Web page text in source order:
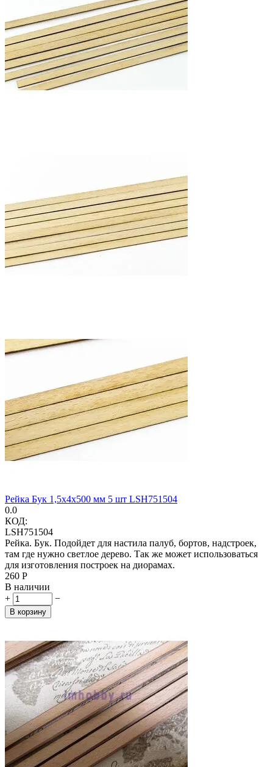
Рейка Бук 1,5х4х500 мм 5 шт LSH751504
0.0
КОД:
LSH751504
Рейка. Бук. Подойдет для настила палуб, бортов, надстроек,
там где нужно светлое дерево. Так же может использоваться
для изготовления построек на диорамах.
‍260‍ Р
В наличии
+
−
В корзину